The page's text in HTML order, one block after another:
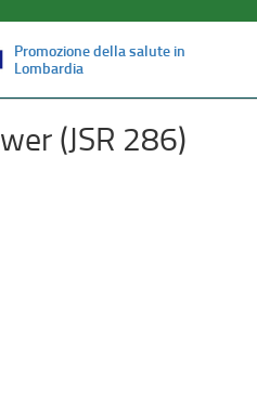
Promozione della salute in
Lombardia
(JSR 286)